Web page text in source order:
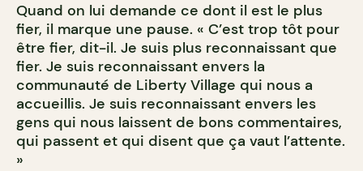
Quand on lui demande ce dont il est le plus
fier, il marque une pause. « C’est trop tôt pour
être fier, dit-il. Je suis plus reconnaissant que
fier. Je suis reconnaissant envers la
communauté de Liberty Village qui nous a
accueillis. Je suis reconnaissant envers les
gens qui nous laissent de bons commentaires,
qui passent et qui disent que ça vaut l’attente.
»